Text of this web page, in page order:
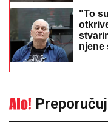
"To
njene